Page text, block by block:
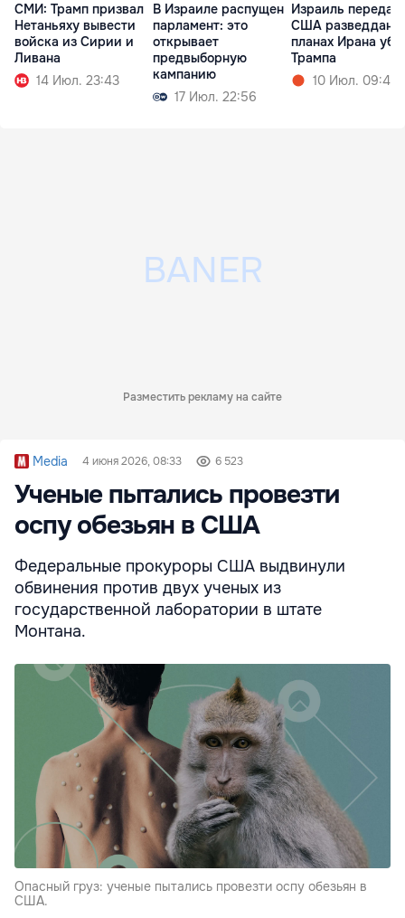
СМИ: Трамп призвал
Нетаньяху вывести
войска из Сирии и
Ливана
14 Июл. 23:43
В Израиле распущен
парламент: это
открывает
предвыборную
кампанию
17 Июл. 22:56
Израиль передал
США
планах Ирана
Трампа
10 Июл. 09:42
Разместить рекламу на сайте
Media 4 июня 2026, 08:33 6 523
Ученые пытались провезти
оспу обезьян в США
Федеральные прокуроры США выдвинули
обвинения против двух ученых из
государственной лаборатории в штате
Монтана.
Опасный груз: ученые пытались провезти оспу обезьян в
США.